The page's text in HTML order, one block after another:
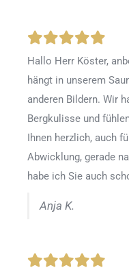
Hallo Herr Köster,
hängt in unserem
anderen Bildern. Wir
Bergkulisse und
Ihnen herzlich, auch
Abwicklung, gerade
habe ich Sie auch
Anja K.